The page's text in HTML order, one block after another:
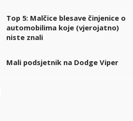
Top 5: Malčice blesave činjenice o
automobilima koje (vjerojatno)
niste znali
Mali podsjetnik na Dodge Viper